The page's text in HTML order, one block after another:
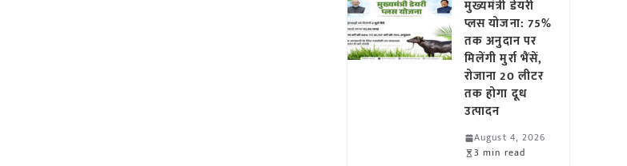
मुख्यमंत्री डेयरी
प्लस योजना: 75%
तक अनुदान पर
मिलेंगी मुर्रा भैंसें,
रोजाना 20 लीटर
तक होगा दूध
उत्पादन
August 4, 2026
3 min read